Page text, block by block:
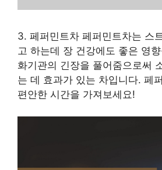
3. 페퍼민트차 페퍼민트차는 스
고 하는데 장 건강에도 좋은 영
화기관의 긴장을 풀어줌으로써
는 데 효과가 있는 차입니다. 페
편안한 시간을 가져보세요!